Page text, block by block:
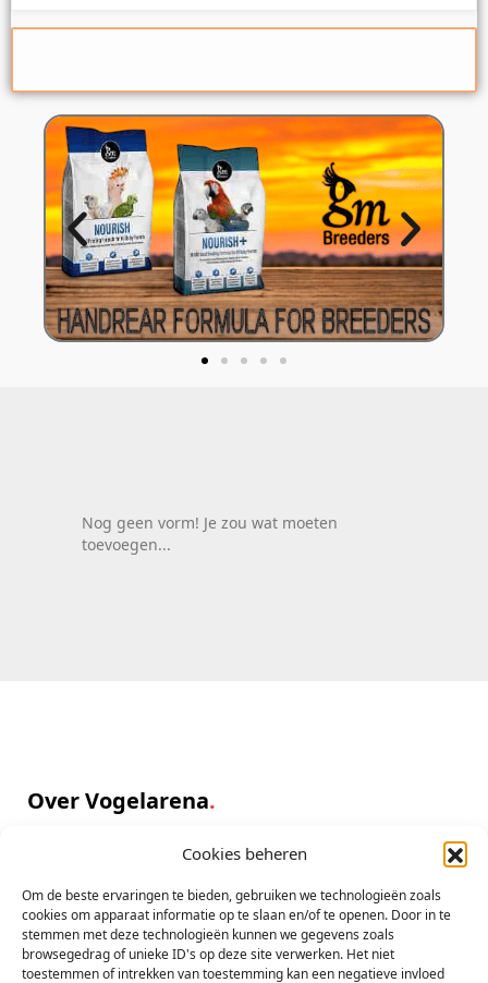
Cookies beheren
Om de beste ervaringen te bieden, gebruiken we technologieën zoals
cookies om apparaat informatie op te slaan en/of te openen. Door in te
stemmen met deze technologieën kunnen we gegevens zoals
browsegedrag of unieke ID's op deze site verwerken. Het niet
toestemmen of intrekken van toestemming kan een negatieve invloed
Nog geen vorm! Je zou wat moeten
toevoegen...
Over Vogelarena
Op vogelarena komt u in contact met kwekers over de hele
wereld, kies een pakket en plaats uw advertenties
Lees meer
info@vogelarena.com